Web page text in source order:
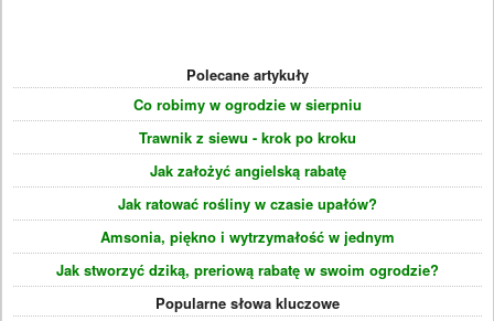
Polecane artykuły
Co robimy w ogrodzie w sierpniu
Trawnik z siewu - krok po kroku
Jak założyć angielską rabatę
Jak ratować rośliny w czasie upałów?
Amsonia, piękno i wytrzymałość w jednym
Jak stworzyć dziką, preriową rabatę w swoim ogrodzie?
Popularne słowa kluczowe